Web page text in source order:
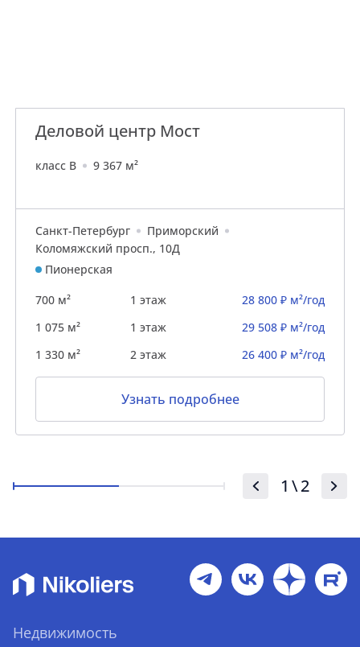
Деловой центр Мост
класс B 9 367 м²
Санкт-Петербург
Приморский
Коломяжский просп., 10Д
Пионерская
700 м²
1 этаж
28 800 ₽ м²/год
1 075 м²
1 этаж
29 508 ₽ м²/год
1 330 м²
2 этаж 26 400 ₽ м²/год
Узнать подробнее
1 \2
Недвижимость